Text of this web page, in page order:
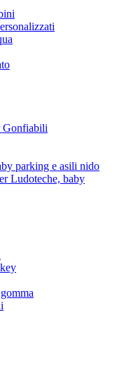
Gonfiabili
parking e asili nido
Ludoteche, baby